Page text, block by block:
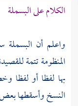
الكلام على البسملة
واعلم أن
المنظومة تتمة
بها لفظا أو لفظا
النسخ وأسقطها بعض